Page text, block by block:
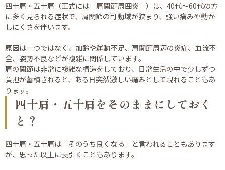
四十肩・五十肩（正式には「肩関節周囲炎」）は、40代〜60代の方
に多く見られる症状で、肩関節の可動域が狭まり、強い痛みや動か
しにくさを伴います。
原因は一つではなく、加齢や運動不足、肩関節周辺の炎症、血流不
全、姿勢不良などが複雑に関係しています。
肩の関節は非常に複雑な構造をしており、日常生活の中で少しずつ
負担が蓄積されると、ある日突然激しい痛みとして現れることもあ
ります。
四十肩・五十肩をそのままにしておく
と？
四十肩・五十肩は「そのうち良くなる」と言われることもあります
が、思った以上に長引くこともあります。